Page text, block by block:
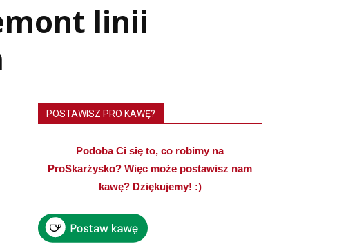
linii
POSTAWISZ PRO KAWĘ?
Podoba Ci się to, co robimy na
ProSkarżysko? Więc może postawisz nam
kawę? Dziękujemy! :)